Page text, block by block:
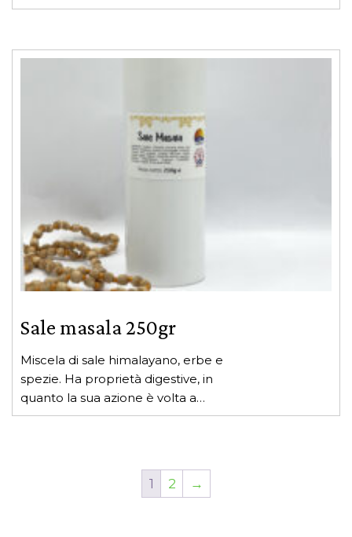
all’organismo, mantiene attiva la
Questo
ha
nella
pagina
del
prodotto
Sale masala 250gr
Miscela di sale himalayano, erbe e
spezie. Ha proprietà digestive, in
quanto la sua azione è volta a
riequilibrare Agni.
1 2 →